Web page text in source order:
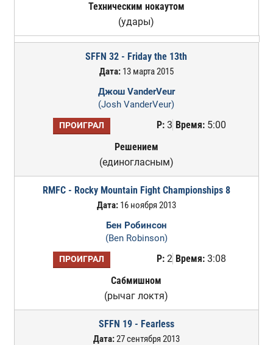
Техническим нокаутом
(удары)
SFFN 32 - Friday the 13th
Дата:13 марта 2015
Джош VanderVeur
(Josh VanderVeur)
ПРОИГРАЛ Р:3 Время:5:00
Решением
(единогласным)
RMFC - Rocky Mountain Fight Championships 8
Дата:16 ноября 2013
Бен Робинсон
(Ben Robinson)
ПРОИГРАЛ Р:2 Время:3:08
Сабмишном
(рычаг локтя)
SFFN 19 - Fearless
Дата:27 сентября 2013